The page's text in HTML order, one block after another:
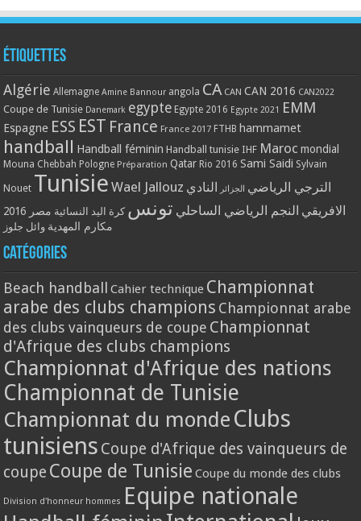
Étiquettes
Algérie Allemagne Amine Bannour angola CA CAN CAN 2016 CAN2022
Coupe de Tunisie Danemark egypte Egypte 2016 Egypte 2021 EMM
Espagne ESS EST France France 2017 FTHB hammamet
handball Handball féminin Handball tunisie IHF Maroc mondial
Mouna Chebbah Pologne Préparation Qatar Rio 2016 Sami Saidi Sylvain
Nouet Tunisie Wael Jallouz الترجي الرياضي الجزائر النادي
الافريقي النجم الرياضي الساحلي تونس كرة اليد النسائية مصر 2016
مكارم المهدية وائل جلوز
Catégories
Beach handball Cahier technique Championnat
arabe des clubs champions Championnat arabe
des clubs vainqueurs de coupe Championnat
d'Afrique des clubs champions
Championnat d'Afrique des nations
Championnat de Tunisie
Championnat du monde Clubs
tunisiens Coupe d'Afrique des vainqueurs de
coupe Coupe de Tunisie Coupe du monde des clubs
Division d'honneur hommes Equipe nationale